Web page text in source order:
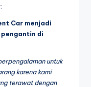
Car menjadi
di
untuk
karena kami
terawat dengan